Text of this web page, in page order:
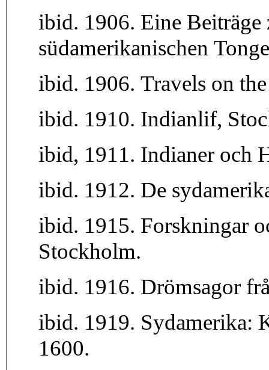
ibid. 1906. Eine Beiträge
südamerikanischen
ibid. 1906. Travels on
ibid. 1910. Indianlif,
ibid, 1911. Indianer och
ibid. 1912. De
ibid. 1915. Forskningar
Stockholm.
ibid. 1916. Drömsagor
ibid. 1919. Sydamerika:
1600.